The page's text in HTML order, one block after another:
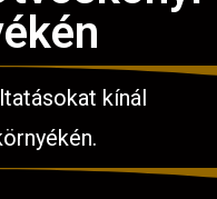
kínál